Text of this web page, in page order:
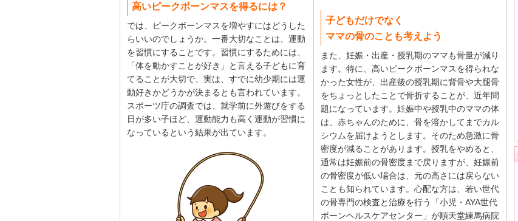
高いピークボーンマスを得るには？
では、ピークボーンマスを増やすにはどうした
らいいのでしょうか。一番大切なことは、運動
を習慣にすることです。習慣にするためには、
「体を動かすことが好き」と言える子どもに育
てることが大切で、実は、すでに幼少期には運
動好きかどうかが決まるとも言われています。
スポーツ庁の調査では、就学前に外遊びをする
日が多い子ほど、運動能力も高く運動が習慣に
なっているという結果が出ています。
子どもだけでなく
ママの骨のことも考えよう
また、妊娠・出産・授乳期のママも骨量が減り
ます。特に、高いピークボーンマスを得られな
かった女性が、出産後の授乳期に背骨や大腿骨
をちょっとしたことで骨折することが、近年問
題になっています。妊娠中や授乳中のママの体
は、赤ちゃんのために、骨を溶かしてまでカル
シウムを届けようとします。そのため急激に骨
密度が減ることがあります。授乳をやめると、
通常は妊娠前の骨密度まで戻りますが、妊娠前
の骨密度が低い場合は、元の高さには戻らない
ことも知られています。心配な方は、若い世代
の骨専門の検査と治療を行う「小児・AYA世代
ボーンヘルスケアセンター」が順天堂練馬病院